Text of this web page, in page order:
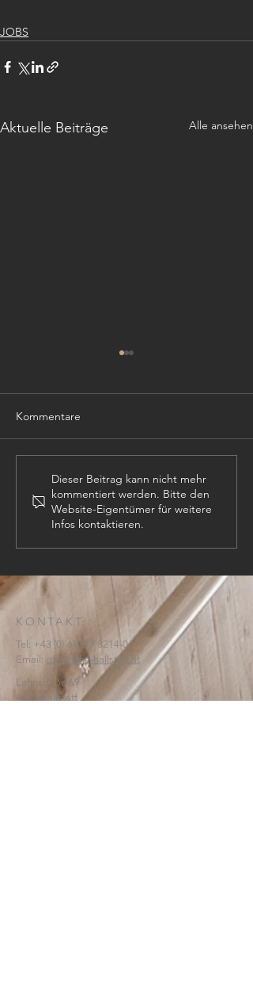
JOBS
Aktuelle Beiträge Alle ansehen
PROJEKTLEITER (m,w,d)
Kommentare
Dieser Beitrag kann nicht mehr
kommentiert werden. Bitte den
Website-Eigentümer für weitere
Infos kontaktieren.
KONTAKT:
Tel: +43 (0) 6134 / 8214-0
Email: office@htl-hallstatt.at
Lahnstraße 69
4830 Hallstatt